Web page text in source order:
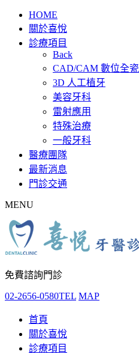
HOME
關於喜悅
診療項目
Back
CAD/CAM 數位全
3D 人工植牙
美容牙科
雷射應用
特殊治療
一般牙科
醫療團隊
最新消息
門診交通
MENU
免費諮詢門診
02-2656-0580TEL MAP
首頁
關於喜悅
診療項目